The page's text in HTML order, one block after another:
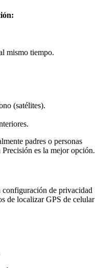
mismo tiempo.
(satélites).
padres o personas
es la mejor opción.
configuración de privacidad
de localizar GPS de celular